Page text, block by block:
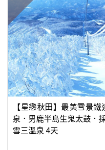
【星戀秋田】最美雪景
泉．男鹿半島生鬼太鼓．
雪三溫泉 4天